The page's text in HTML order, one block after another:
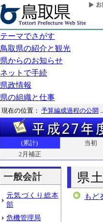
テーマでさがす
鳥取県の紹介と観光
県からのお知らせ
ネットで手続
県政情報
県の組織と仕事
現在の位置： 予算編成過程の公開
(累計) 当初
2月補正
一般会計
元気づくり総本
部
危機管理局
県
もど